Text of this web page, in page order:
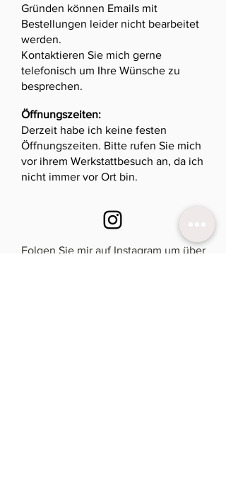
Gründen können Emails mit
Bestellungen leider nicht bearbeitet
werden.
Kontaktieren Sie mich gerne
telefonisch um Ihre Wünsche zu
besprechen.
Öffnungszeiten:
Derzeit habe ich keine festen
Öffnungszeiten. Bitte rufen Sie mich
vor ihrem Werkstattbesuch an, da ich
nicht immer vor Ort bin.
Folgen Sie mir auf Instagram um über